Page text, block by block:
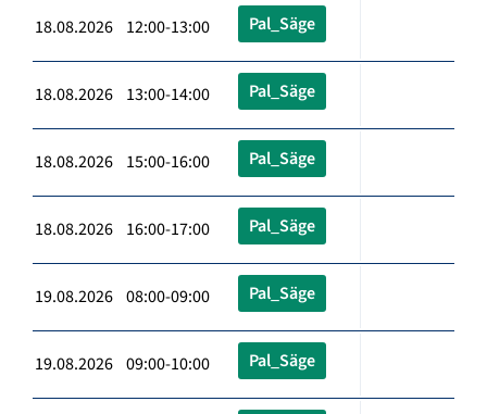
18.08.2026 12:00-13:00 Pal_Säge
18.08.2026 13:00-14:00 Pal_Säge
18.08.2026 15:00-16:00 Pal_Säge
18.08.2026 16:00-17:00 Pal_Säge
19.08.2026 08:00-09:00 Pal_Säge
19.08.2026 09:00-10:00 Pal_Säge